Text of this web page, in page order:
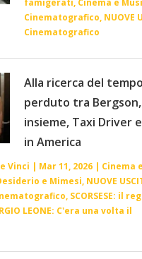
Cinematografico, NUOVE
Cinematografico
Alla ricerca del
perduto tra
insieme, Taxi Driver
in America
Vinci | Mar 11, 2026| Cinema e
e Mimesi, NUOVE
, SCORSESE: il
LEONE: C'era una volta il